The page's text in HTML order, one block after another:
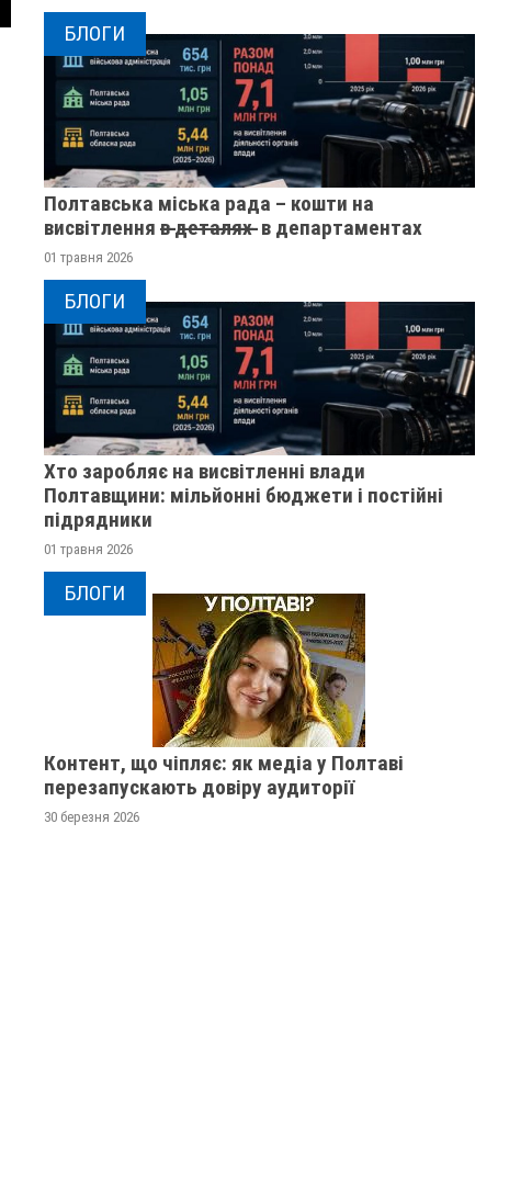
БЛОГИ
Полтавська міська рада – кошти на
висвітлення в̶ ̶д̶е̶т̶а̶л̶я̶х̶ ̶ в департаментах
01 травня 2026
БЛОГИ
Хто заробляє на висвітленні влади
Полтавщини: мільйонні бюджети і постійні
підрядники
01 травня 2026
БЛОГИ
Контент, що чіпляє: як медіа у Полтаві
перезапускають довіру аудиторії
30 березня 2026